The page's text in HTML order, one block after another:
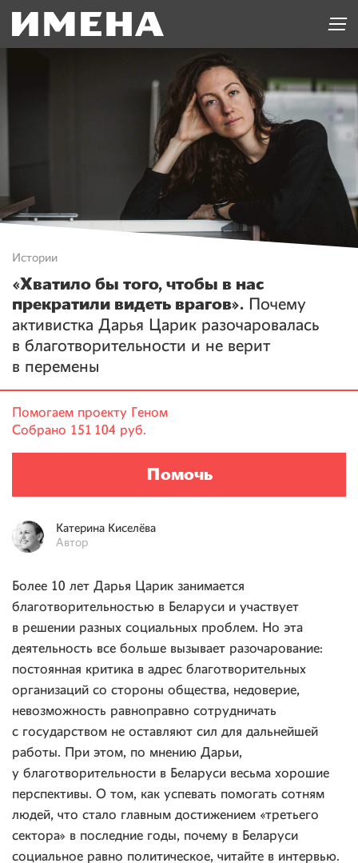
Истории
«Хватило бы того, чтобы в нас
прекратили видеть врагов». Почему
активистка Дарья Царик разочаровалась
в благотворительности и не верит
в перемены
Помогаем проекту Геном
Собрано 151 104 руб.
Помочь
Катерина Киселёва
Автор
Более 10 лет Дарья Царик занимается
благотворительностью в Беларуси и участвует
в решении разных социальных проблем. Но эта
деятельность все больше вызывает разочарование:
постоянная критика в адрес благотворительных
организаций со стороны общества, недоверие,
невозможность равноправно сотрудничать
с государством не оставляют сил для дальнейшей
работы. При этом, по мнению Дарьи,
у благотворительности в Беларуси весьма хорошие
перспективы. О том, как успевать помогать сотням
людей, что стало главным достижением «третьего
сектора» в последние годы, почему в Беларуси
социальное равно политическое, читайте в интервью.